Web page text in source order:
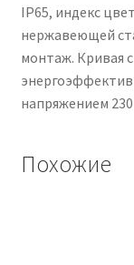
IP65, индекс
нержавеющей
монтаж. Кривая
напряжением
Похожие